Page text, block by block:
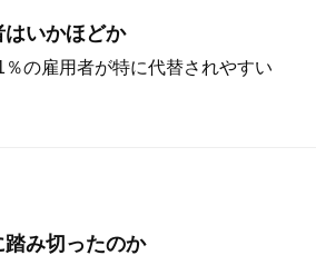
いかほどか
の雇用者が特に代替されやすい
み切ったのか